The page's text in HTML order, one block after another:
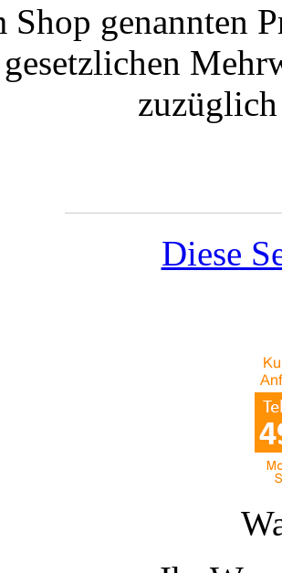
Shop genannten
Diese